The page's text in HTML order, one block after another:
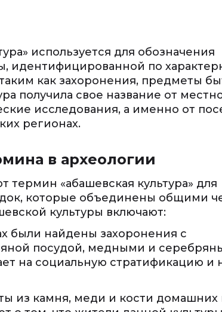
используется для обозначения
идентифицированной по
как захоронения, предметы
получила свое название от
исследования, а именно от
регионах.
в археологии
термин «абашевская культура» для
которые объединены общими
культуры включают:
были найдены захоронения с
посудой, медными и
на социальную стратификацию и
из камня, меди и кости домашних